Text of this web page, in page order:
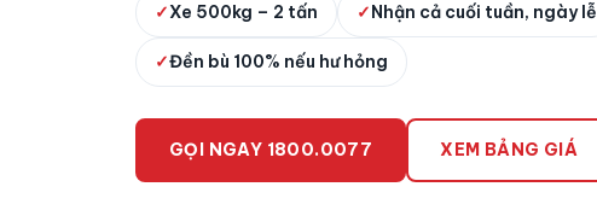
✓Xe 500kg – 2 tấn ✓Nhận cả cuối tuần, ngày lễ
✓Đền bù 100% nếu hư hỏng
GỌI NGAY 1800.0077 XEM BẢNG GIÁ